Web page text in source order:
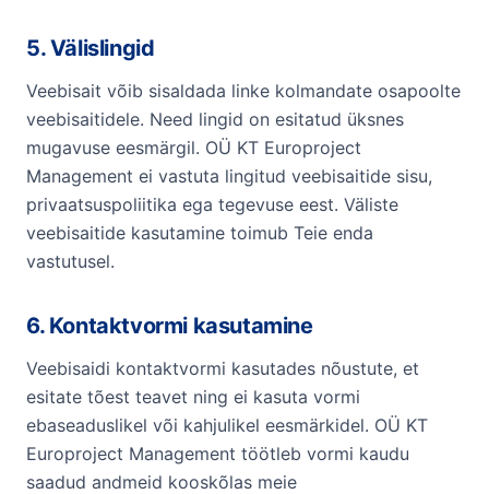
5. Välislingid
Veebisait võib sisaldada linke kolmandate osapoolte
veebisaitidele. Need lingid on esitatud üksnes
mugavuse eesmärgil. OÜ KT Europroject
Management ei vastuta lingitud veebisaitide sisu,
privaatsuspoliitika ega tegevuse eest. Väliste
veebisaitide kasutamine toimub Teie enda
vastutusel.
6. Kontaktvormi kasutamine
Veebisaidi kontaktvormi kasutades nõustute, et
esitate tõest teavet ning ei kasuta vormi
ebaseaduslikel või kahjulikel eesmärkidel. OÜ KT
Europroject Management töötleb vormi kaudu
saadud andmeid kooskõlas meie